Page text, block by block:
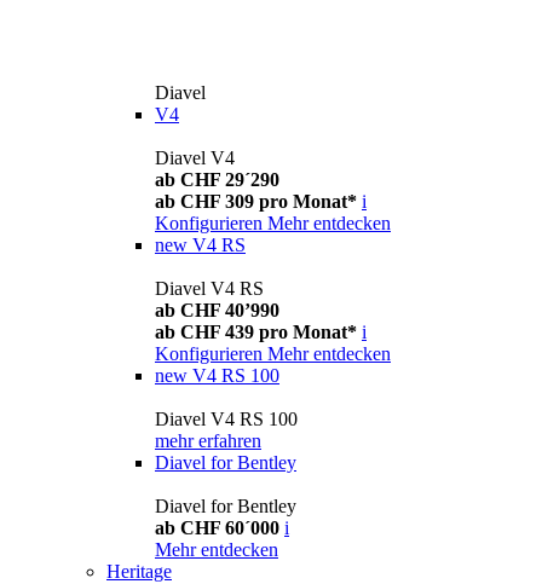
Diavel
V4
Diavel V4
ab CHF 29´290
ab CHF 309 pro Monat* i
Konfigurieren Mehr entdecken
new V4 RS
Diavel V4 RS
ab CHF 40’990
ab CHF 439 pro Monat* i
Konfigurieren Mehr entdecken
new V4 RS 100
Diavel V4 RS 100
mehr erfahren
Diavel for Bentley
Diavel for Bentley
ab CHF 60´000 i
Mehr entdecken
Heritage